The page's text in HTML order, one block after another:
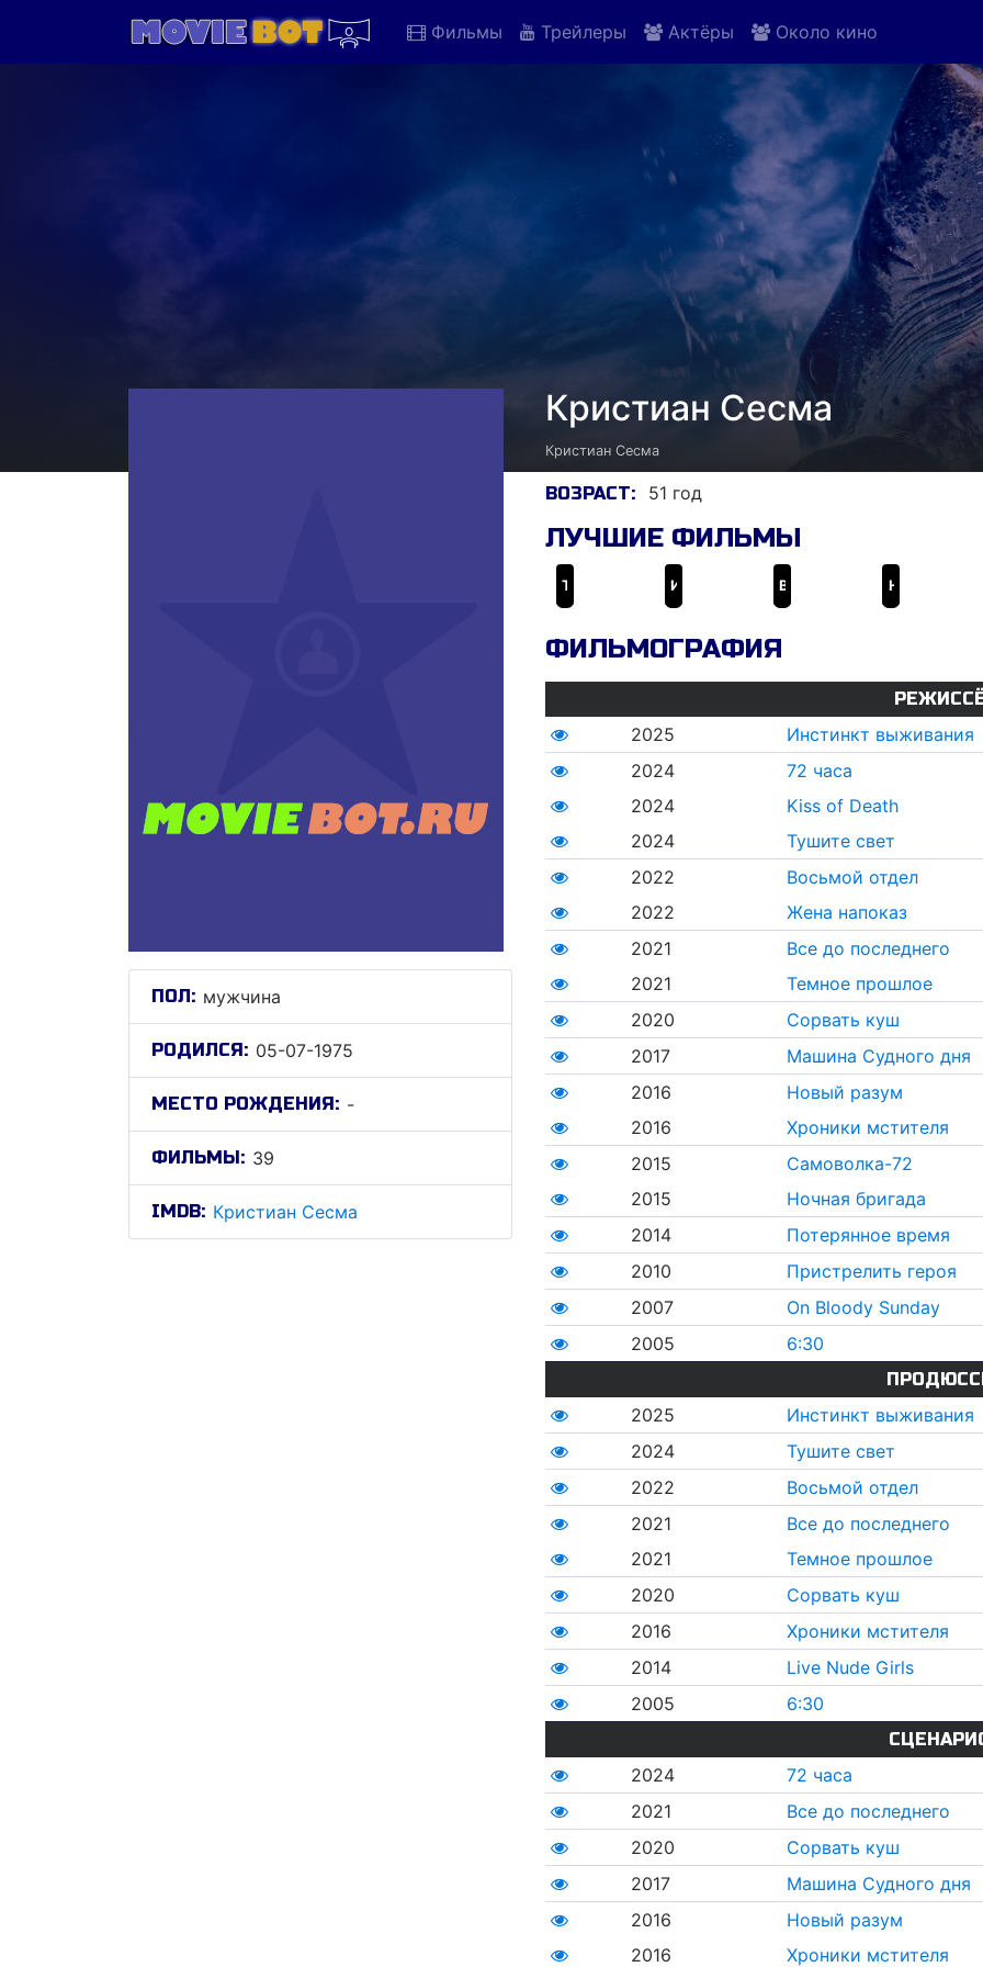
Фильмы Трейлеры Актёры Около кино
ПОЛ: мужчина
РОДИЛСЯ: 05-07-1975
МЕСТО РОЖДЕНИЯ: -
ФИЛЬМЫ: 39
IMDB: Кристиан Сесма
Кристиан Сесма
Кристиан Сесма
ВОЗРАСТ: 51 год
ЛУЧШИЕ ФИЛЬМЫ
ФИЛЬМОГРАФИЯ
2025
Инстинкт выживания
2024
72 часа
2024
Kiss of Death
2024
Тушите свет
2022
Восьмой отдел
2022
Жена напоказ
2021
Все до последнего
2021
Темное прошлое
2020
Сорвать куш
2017
Машина Судного дня
2016
Новый разум
2016
Хроники мстителя
2015
Самоволка-72
2015
Ночная бригада
2014
Потерянное время
2010
Пристрелить героя
2007
On Bloody Sunday
2005
6:30
2025
Инстинкт выживания
2024
Тушите свет
2022
Восьмой отдел
2021
Все до последнего
2021
Темное прошлое
2020
Сорвать куш
2016
Хроники мстителя
2014
Live Nude Girls
2005
6:30
2024
72 часа
2021
Все до последнего
2020
Сорвать куш
2017
Машина Судного дня
2016
Новый разум
2016
Хроники мстителя